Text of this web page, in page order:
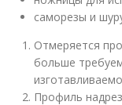
саморезы и
Отмеряется
больше
Профиль